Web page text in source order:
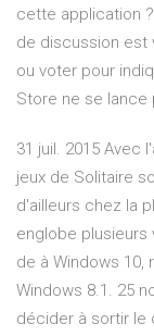
cette application
de discussion est
ou voter pour
Store ne se lance
31 juil. 2015 Avec
jeux de Solitaire
d'ailleurs chez la
englobe plusieurs
de à Windows
Windows 8.1. 25
décider à sortir le